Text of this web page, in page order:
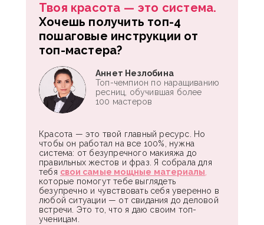
Твоя красота — это система.
Хочешь получить топ-4
пошаговые инструкции от
топ-мастера?
Красота — это твой главный ресурс. Но
чтобы он работал на все 100%, нужна
система: от безупречного макияжа до
правильных жестов и фраз. Я собрала для
тебя свои самые мощные материалы,
которые помогут тебе выглядеть
безупречно и чувствовать себя уверенно в
любой ситуации — от свидания до деловой
встречи. Это то, что я даю своим топ-
ученицам.
Аннет Незлобина
Топ-чемпион по наращиванию
ресниц, обучившая более
100 мастеров